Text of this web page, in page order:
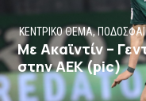
ΚΕΝΤΡΙΚΟ ΘΕΜΑ,
Με Ακαϊντίν –
στην ΑΕΚ (pic)